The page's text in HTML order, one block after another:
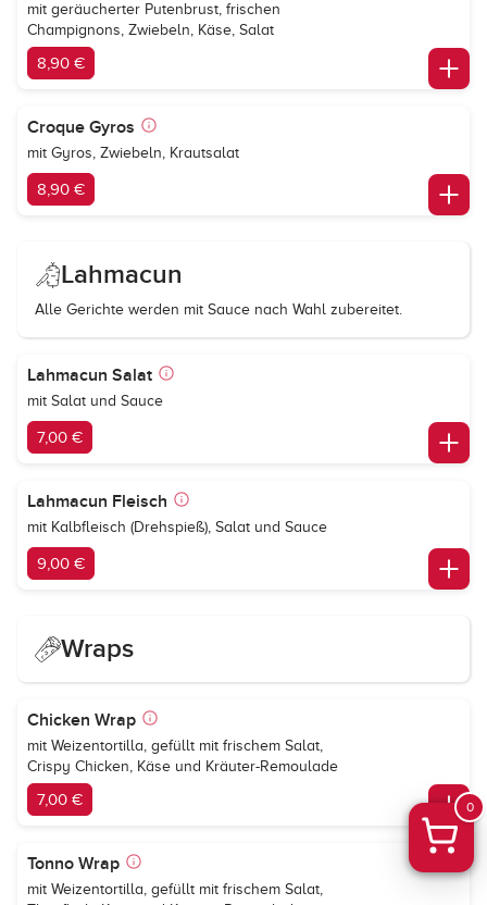
mit geräucherter Putenbrust, frischen
Champignons, Zwiebeln, Käse, Salat
8,90 €
Croque Gyros
mit Gyros, Zwiebeln, Krautsalat
8,90 €
Lahmacun
Alle Gerichte werden mit Sauce nach Wahl zubereitet.
Lahmacun Salat
mit Salat und Sauce
7,00 €
Lahmacun Fleisch
mit Kalbfleisch (Drehspieß), Salat und Sauce
9,00 €
Wraps
Chicken Wrap
mit Weizentortilla, gefüllt mit frischem Salat,
Crispy Chicken, Käse und Kräuter-Remoulade
7,00 €
Tonno Wrap
mit Weizentortilla, gefüllt mit frischem Salat,
0